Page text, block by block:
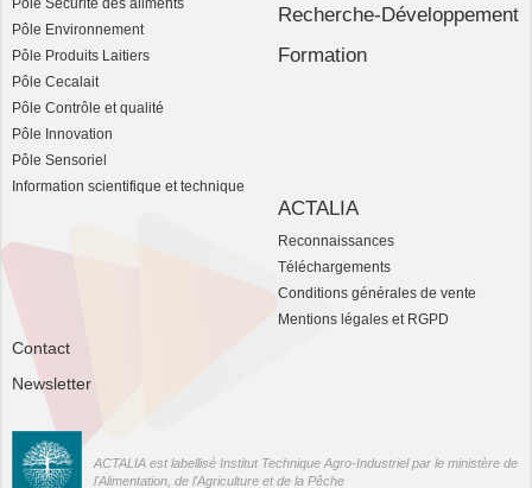
Pôle Sécurité des aliments
Pôle Environnement
Pôle Produits Laitiers
Pôle Cecalait
Pôle Contrôle et qualité
Pôle Innovation
Pôle Sensoriel
Information scientifique et technique
Recherche-Développement
Formation
ACTALIA
Reconnaissances
Téléchargements
Conditions générales de vente
Mentions légales et RGPD
Contact
Newsletter
ACTALIA est labellisé Institut Technique Agro-Industriel par le ministère de
l'Alimentation, de l'Agriculture et de la Pêche